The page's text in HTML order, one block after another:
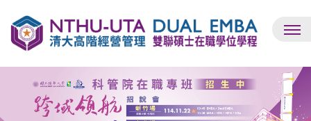
到
主
內